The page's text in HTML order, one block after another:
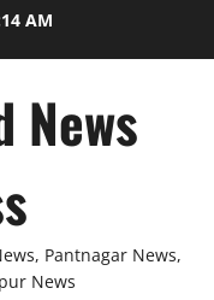
AM
News
Pantnagar News,
News